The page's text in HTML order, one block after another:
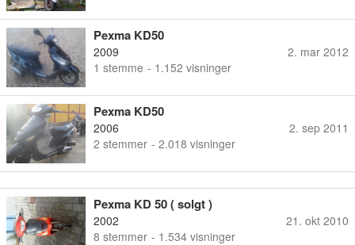
Pexma KD50
2009
1 stemme - 1.152 visninger
2. mar 2012
Pexma KD50
2006
2 stemmer - 2.018 visninger
2. sep 2011
Pexma KD 50 ( solgt )
2002
8 stemmer - 1.534 visninger
21. okt 2010